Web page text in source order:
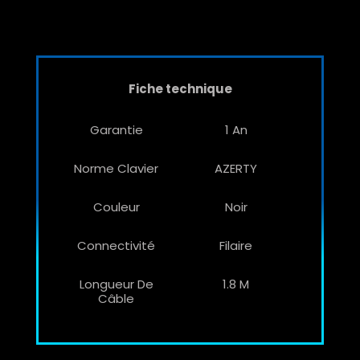
Fiche technique
Garantie 1 An
Norme Clavier AZERTY
Couleur Noir
Connectivité Filaire
Longueur De
Câble
1.8 M